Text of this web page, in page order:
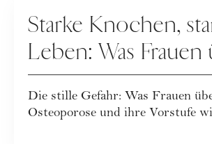
Starke Knochen,
Leben: Was Frauen
Osteoporose
sollten
Die stille Gefahr: Was Frauen
Osteoporose und ihre Vorstufe